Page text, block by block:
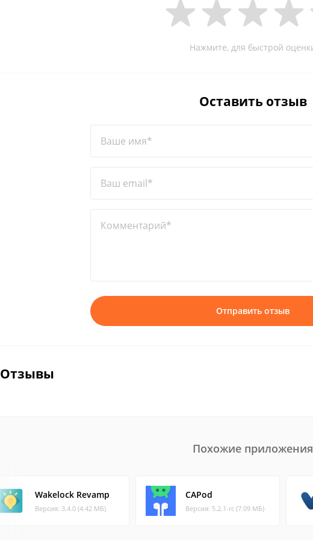
Нажмите, для быстрой
Оставить отзыв
Ваше имя*
Ваш email*
Комментарий*
Отправить отзыв
Отзывы
Похожие приложения
Wakelock Revamp
Версия: 3.4.0 (4.42 МБ)
CAPod
Версия: 5.2.1-rc (7.09 МБ)